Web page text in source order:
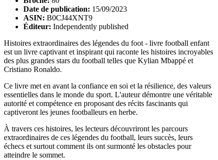
Date de publication: 15/09/2023
ASIN: B0CJ44XNT9
Éditeur: Independently published
Histoires extraordinaires des légendes du foot - livre football enfant
est un livre captivant et inspirant qui raconte les histoires incroyables
des plus grandes stars du football telles que Kylian Mbappé et
Cristiano Ronaldo.
Ce livre met en avant la confiance en soi et la résilience, des valeurs
essentielles dans le monde du sport. L'auteur démontre une véritable
autorité et compétence en proposant des récits fascinants qui
captiveront les jeunes footballeurs en herbe.
À travers ces histoires, les lecteurs découvriront les parcours
extraordinaires de ces légendes du football, leurs succès, leurs
échecs et surtout comment ils ont surmonté les obstacles pour
atteindre le sommet.